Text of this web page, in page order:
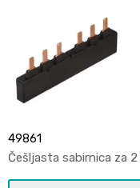
49861
Češljasta sabirnica za